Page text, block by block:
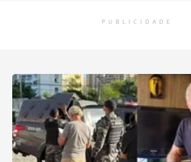
PUBLICIDADE